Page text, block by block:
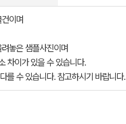
이며
놓은 샘플사진이며
차이가 있을 수 있습니다.
를 수 있습니다. 참고하시기 바랍니다.